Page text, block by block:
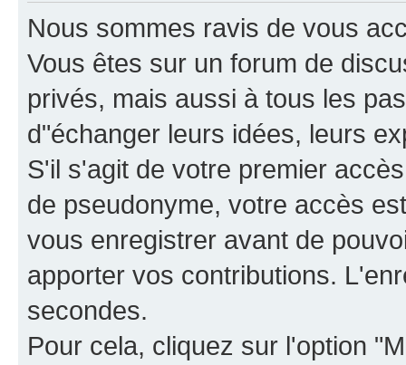
Nous sommes ravis de vous
Vous êtes sur un forum de
privés, mais aussi à tous les
d"échanger leurs idées, leurs
S'il s'agit de votre premier
de pseudonyme, votre accès
vous enregistrer avant de
apporter vos contributions.
secondes.
Pour cela, cliquez sur l'option